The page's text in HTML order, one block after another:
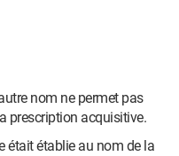
nom ne permet pas
prescription acquisitive.
était établie au nom de la